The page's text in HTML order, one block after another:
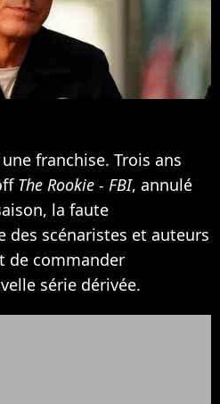
franchise. Trois ans
The Rookie - FBI, annulé
la faute
des scénaristes et auteurs
de commander
série dérivée.